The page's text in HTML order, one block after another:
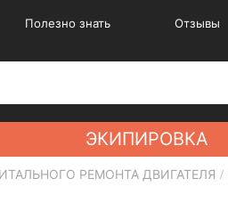
Полезно знать Отзывы
ЭКИПИРОВКА
РЕМОНТА ДВИГАТЕЛЯ